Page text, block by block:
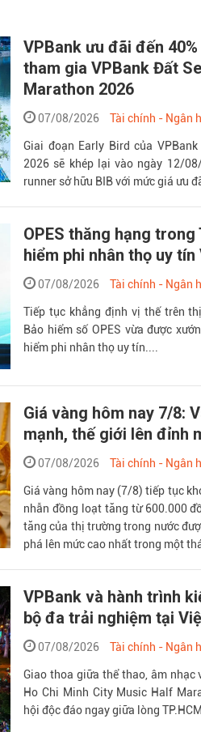
VPBank ưu đãi đến
tham gia VPBank Đất
Marathon 2026
07/08/2026 Tài chính - Ngân
Giai đoạn Early Bird của
2026 sẽ khép lại vào ngày 12/
runner sở hữu BIB với mức giá ưu
OPES thăng hạng
hiểm phi nhân thọ uy tín
07/08/2026 Tài chính - Ngân
Tiếp tục khẳng định vị thế trên
Bảo hiểm số OPES vừa được
hiểm phi nhân thọ uy tín....
Giá vàng hôm nay 7/8:
mạnh, thế giới lên đỉnh
07/08/2026 Tài chính - Ngân
Giá vàng hôm nay (7/8) tiếp tục
nhẫn đồng loạt tăng từ 600.000
tăng của thị trường trong nước
phá lên mức cao nhất trong một
VPBank và hành trình
bộ đa trải nghiệm tại
07/08/2026 Tài chính - Ngân
Giao thoa giữa thể thao, âm nhạc
Ho Chi Minh City Music Half
hội độc đáo ngay giữa lòng